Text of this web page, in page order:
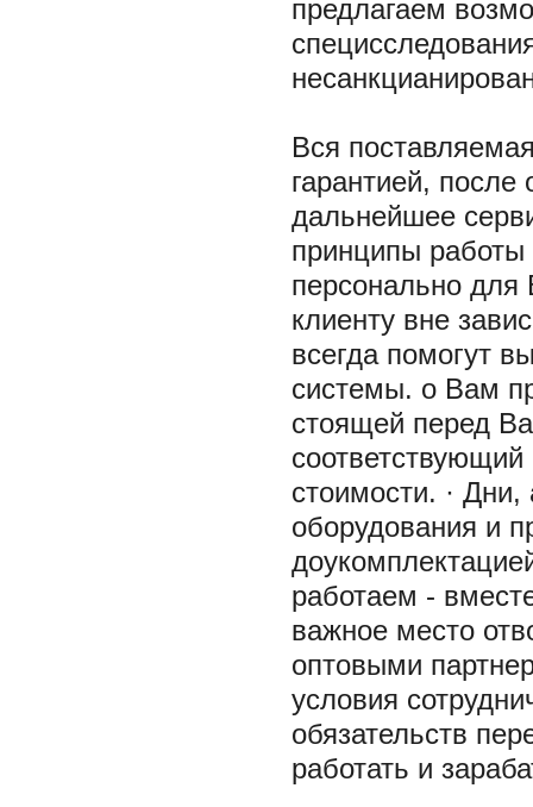
предлагаем
Вся
гарантией, после
дальнейшее
принципы
персонально
клиенту вне
всегда помогут
системы. o Вам
стоящей перед
стоимости. ·
оборудования и
работаем -
важное место
оптовыми
условия
обязательств
работать и